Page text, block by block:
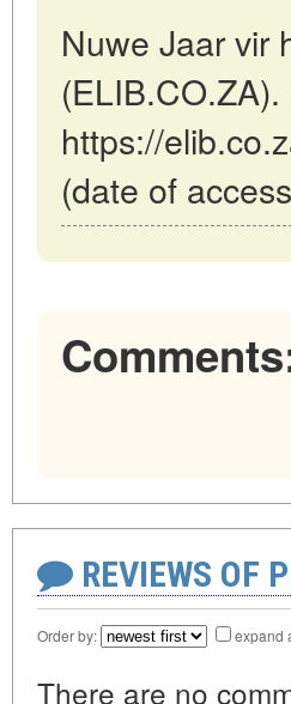
Nuwe Jaar vir
https://
(date of
REVIEWS OF
Order by: expand
There are no